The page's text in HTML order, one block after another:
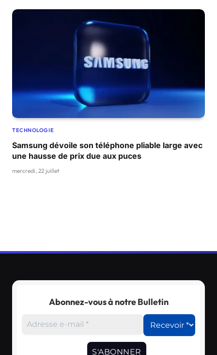
TECHNOLOGIE
Samsung dévoile son téléphone pliable large avec
une hausse de prix due aux puces
mercredi, 22 juillet
Abonnez-vous à notre Bulletin